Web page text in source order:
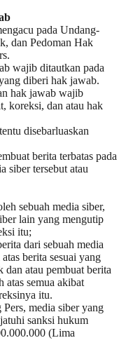
pada Undang-
dan Pedoman Hak
wajib ditautkan pada
diberi hak jawab.
hak jawab wajib
koreksi, dan atau hak
disebarluaskan
berita terbatas pada
siber tersebut atau
sebuah media siber,
lain yang mengutip
itu;
dari sebuah media
berita sesuai yang
atau pembuat berita
atas semua akibat
itu.
media siber yang
sanksi hukum
(Lima